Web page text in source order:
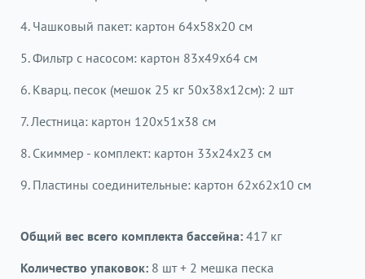
4. Чашковый пакет: картон 64х58х20 см
5. Фильтр с насосом: картон 83х49х64 см
6. Кварц. песок (мешок 25 кг 50x38x12см): 2 шт
7. Лестница: картон 120х51х38 см
8. Скиммер - комплект: картон 33х24х23 см
9. Пластины соединительные: картон 62х62х10 см
Общий вес всего комплекта бассейна: 417 кг
Количество упаковок: 8 шт + 2 мешка песка